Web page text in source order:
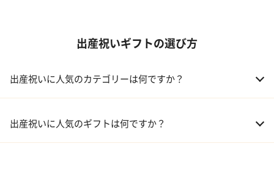
出産祝いギフトの選び方
出産祝いに人気のカテゴリーは何ですか？
02 ベビー寝具・家具
出産祝いに人気のギフトは何ですか？